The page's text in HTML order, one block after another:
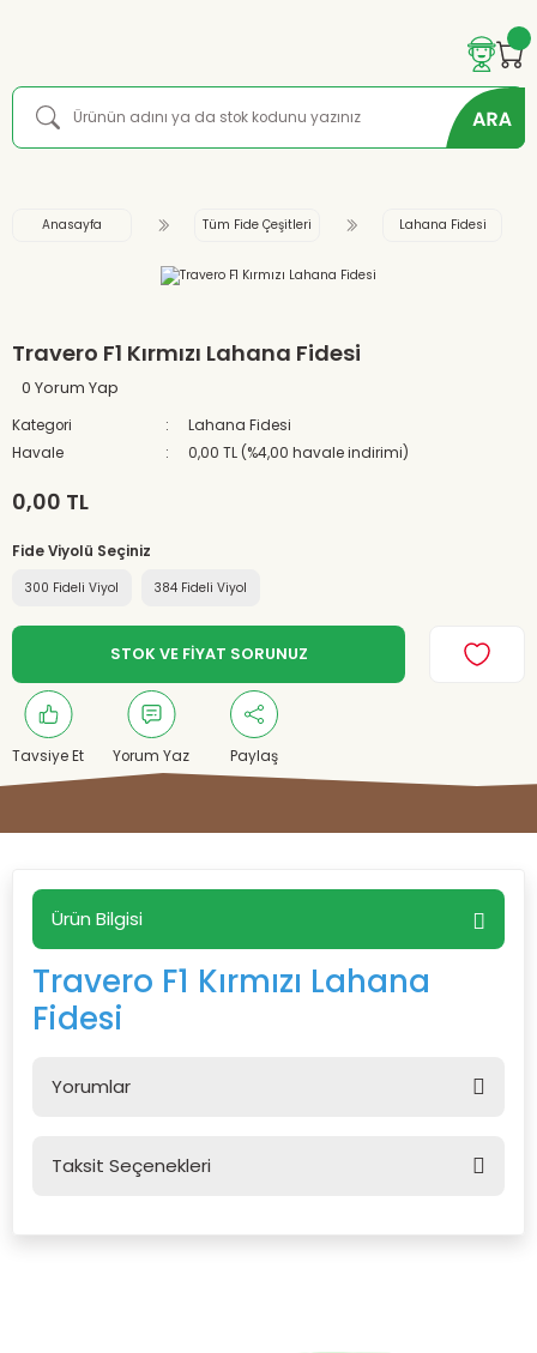
Anasayfa Tüm Fide Çeşitleri Lahana Fidesi
Travero F1 Kırmızı Lahana Fidesi
0 Yorum Yap
Kategori
Lahana Fidesi
Havale
0,00 TL (%4,00 havale indirimi)
0,00 TL
Fide Viyolü Seçiniz
300 Fideli Viyol 384 Fideli Viyol
STOK VE FİYAT SORUNUZ
Tavsiye Et Yorum Yaz Paylaş
Ürün Bilgisi
Travero F1 Kırmızı Lahana
Fidesi
Yorumlar
Taksit Seçenekleri